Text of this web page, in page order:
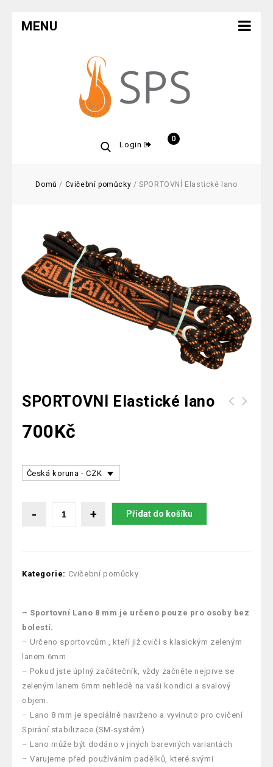
MENU
Login
0
Domů / Cvičební pomůcky /SPORTOVNÍ Elastické lano
SPORTOVNÍ Elastické lano
700Kč
Česká koruna - CZK
Přidat do košíku
Kategorie: Cvičební pomůcky
– Sportovní Lano 8 mm je určeno pouze pro osoby bez
bolestí.
– Určeno sportovcům , kteří již cvičí s klasickým zeleným
lanem 6mm
– Pokud jste úplný začátečník, vždy začněte nejprve se
zeleným lanem 6mm nehledě na vaši kondici a svalový
objem.
– Lano 8 mm je speciálně navrženo a vyvinuto pro cvičení
Spirání stabilizace (SM-systém)
– Lano může být dodáno v jiných barevných variantách
– Varujeme před používáním padělků, které svými